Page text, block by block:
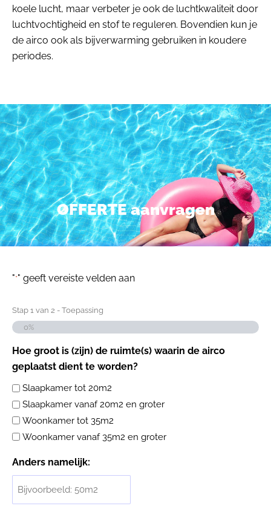
koele lucht, maar verbeter je ook de luchtkwaliteit door
luchtvochtigheid en stof te reguleren. Bovendien kun je
de airco ook als bijverwarming gebruiken in koudere
periodes.
OFFERTE aanvragen
"*" geeft vereiste velden aan
Stap 1 van 2 - Toepassing
0%
Hoe groot is (zijn) de ruimte(s) waarin de airco
geplaatst dient te worden?
Slaapkamer tot 20m2
Slaapkamer vanaf 20m2 en groter
Woonkamer tot 35m2
Woonkamer vanaf 35m2 en groter
Anders namelijk: